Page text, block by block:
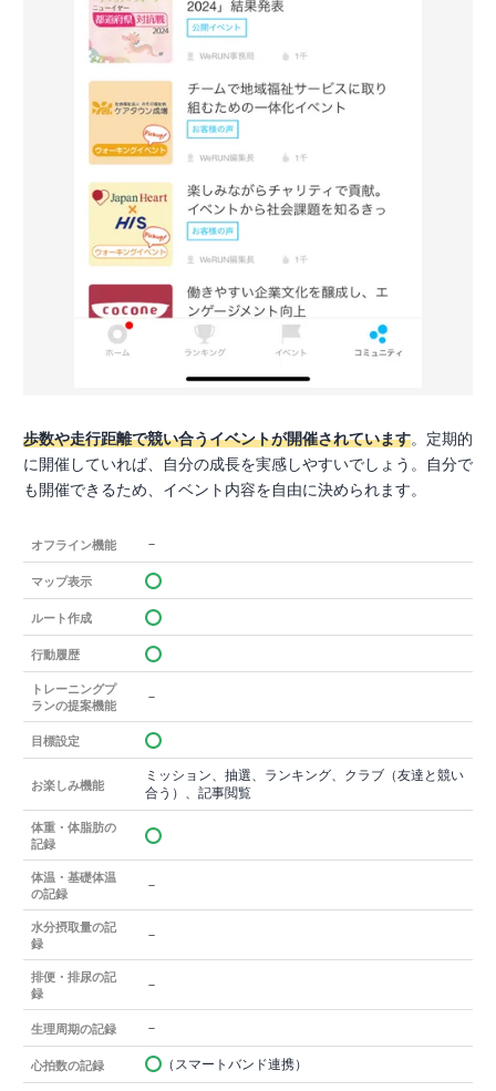
歩数や走行距離で競い合うイベントが開催されています。定期的
に開催していれば、自分の成長を実感しやすいでしょう。自分で
も開催できるため、イベント内容を自由に決められます。
オフライン機能 －
マップ表示
ルート作成
行動履歴
トレーニングプ
ランの提案機能
－
目標設定
お楽しみ機能
ミッション、抽選、ランキング、クラブ（友達と競い
合う）、記事閲覧
体重・体脂肪の
記録
体温・基礎体温
の記録
－
水分摂取量の記
録
－
排便・排尿の記
録
－
生理周期の記録 －
心拍数の記録 （スマートバンド連携）